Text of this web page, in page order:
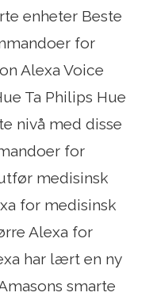
enheter Beste
for
Alexa Voice
Ta Philips Hue
nivå med disse
for
medisinsk
for medisinsk
Alexa for
har lært en ny
smarte